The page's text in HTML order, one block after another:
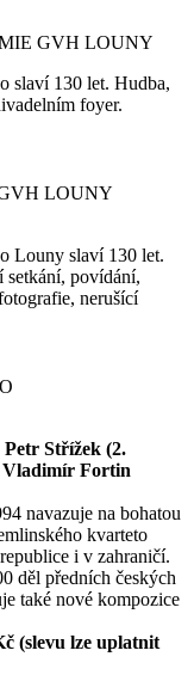
GVH LOUNY
slaví 130 let. Hudba,
foyer.
LOUNY
Louny slaví 130 let.
setkání, povídání,
nerušící
Petr Střížek (2.
Vladimír Fortin
navazuje na bohatou
kvarteto
i v zahraničí.
děl předních českých
také nové kompozice
(slevu lze uplatnit